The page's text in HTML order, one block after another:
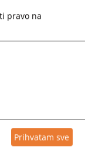
pravo na
Prihvatam sve